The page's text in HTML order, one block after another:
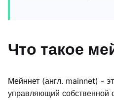
Что такое
Мейннет (англ. mainnet) -
управляющий собственной